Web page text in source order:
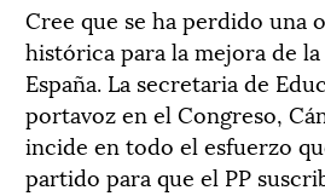
Cree que se ha perdido una
histórica para la mejora de
España. La secretaria de
portavoz en el Congreso,
incide en todo el esfuerzo
partido para que el PP